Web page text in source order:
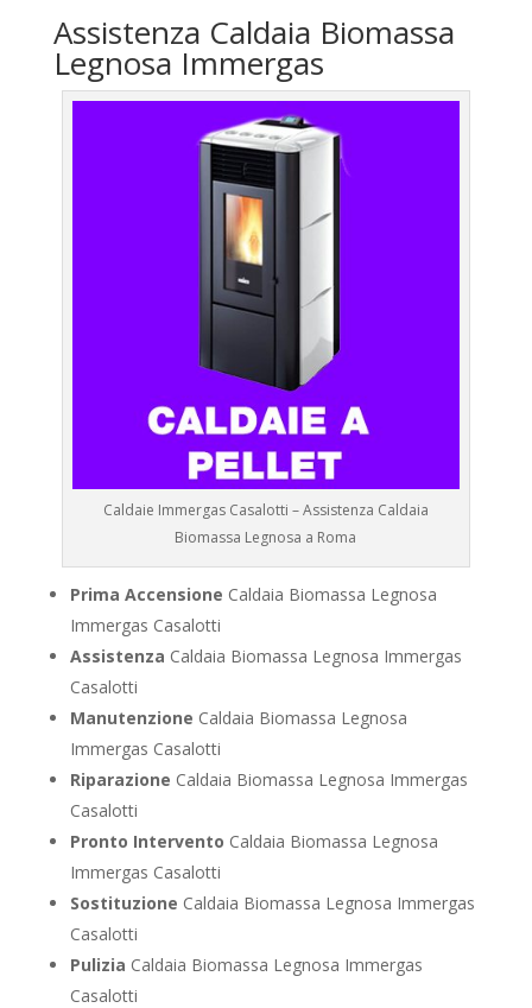
Assistenza Caldaia Biomassa
Legnosa Immergas
Caldaie Immergas Casalotti – Assistenza Caldaia
Biomassa Legnosa a Roma
Prima Accensione Caldaia Biomassa Legnosa
Immergas Casalotti
Assistenza Caldaia Biomassa Legnosa Immergas
Casalotti
Manutenzione Caldaia Biomassa Legnosa
Immergas Casalotti
Riparazione Caldaia Biomassa Legnosa Immergas
Casalotti
Pronto Intervento Caldaia Biomassa Legnosa
Immergas Casalotti
Sostituzione Caldaia Biomassa Legnosa Immergas
Casalotti
Pulizia Caldaia Biomassa Legnosa Immergas
Casalotti